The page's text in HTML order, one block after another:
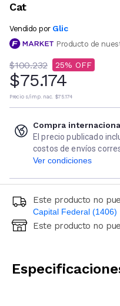
Cat
Vendido por Glic
Producto de
$100.232 25
$75.174
Precio s/imp. nac. $75.174
Compra
El precio publicado
costos de envíos
Ver condiciones
Este producto no
Capital Federal (1406)
Ingresá código postal
Este producto no